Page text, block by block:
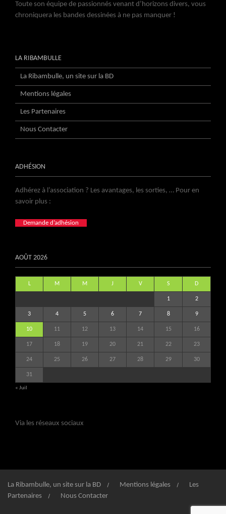
Toute son équipe de passionnés venant d’horizons divers, vous
chroniquera les bandes dessinées à ne pas manquer !
LA RIBAMBULLE
La Ribambulle, un site sur la BD
Mentions légales
Les Partenaires
Nous Contacter
ADHÉSION
Adhérez à l’association ? Les avantages, les sorties, … Pour en
savoir plus :
Demande d’adhésion
AOÛT 2026
L M M J V S D
1 2
3 4 5 6 7 8 9
10 11 12 13 14 15 16
17 18 19 20 21 22 23
24 25 26 27 28 29 30
31
« Juil
Via les réseaux sociaux
La Ribambulle, un site sur la BD Mentions légales
Les
Partenaires
Nous Contacter